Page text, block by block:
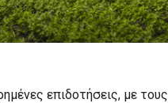
επιδοτήσεις, με τους